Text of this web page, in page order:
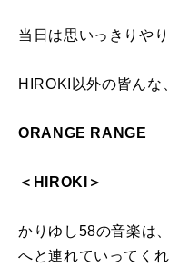
当日は思いっきりや
HIROKI以外の皆んな
ORANGE RANGE
＜HIROKI＞
かりゆし58の音楽は
へと連れていってく